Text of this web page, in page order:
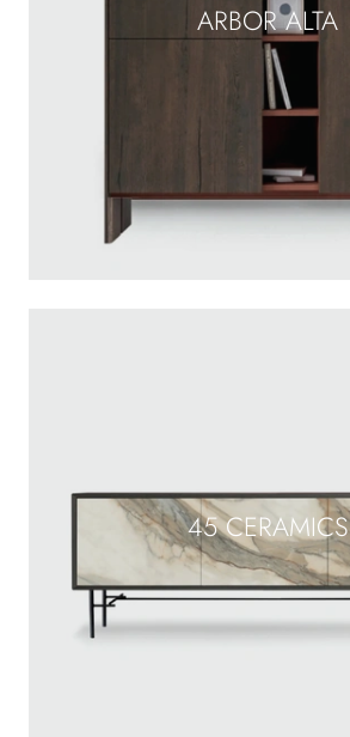
ARBOR ALTA
45 CERAMICS